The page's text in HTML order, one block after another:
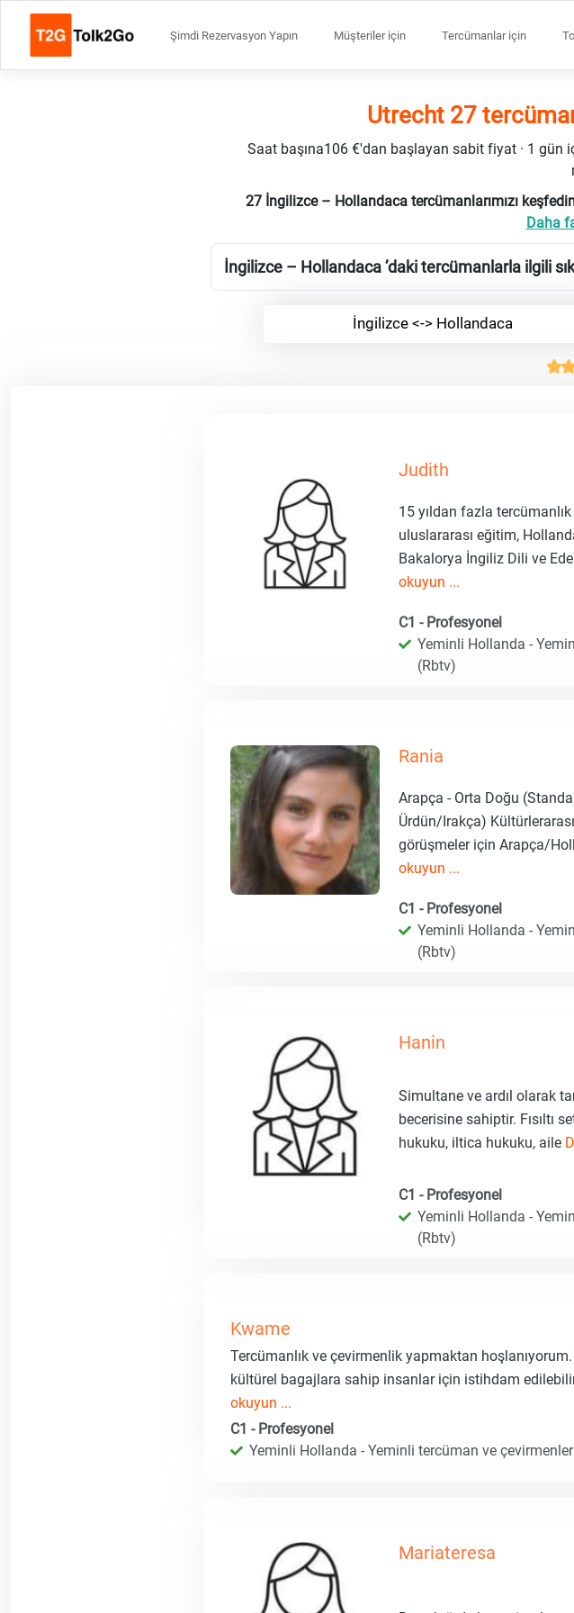
Şimdi Rezervasyon Yapın Müşteriler için Tercümanlar için
Utrecht 27
Saat başına106 €'dan başlayan sabit fiyat · 1 gün
27 İngilizce – Hollandaca tercümanlarımızı
Daha
İngilizce – Hollandaca ’daki tercümanlarla ilgili
İngilizce <-> Hollandaca
Judith
15 yıldan fazla
uluslararası eğitim,
Bakalorya İngiliz Dili ve
okuyun ...
C1 - Profesyonel
Yeminli Hollanda -
(Rbtv)
Rania
Arapça - Orta Doğu
Ürdün/Irakça)
görüşmeler için Arapça/
okuyun ...
C1 - Profesyonel
Yeminli Hollanda -
(Rbtv)
Hanin
Simultane ve ardıl olarak
becerisine sahiptir. Fısıltı
hukuku, iltica hukuku, aile
C1 - Profesyonel
Yeminli Hollanda -
(Rbtv)
Kwame
Tercümanlık ve çevirmenlik yapmaktan
kültürel bagajlara sahip insanlar için istihdam
okuyun ...
C1 - Profesyonel
Yeminli Hollanda - Yeminli tercüman ve
Mariateresa